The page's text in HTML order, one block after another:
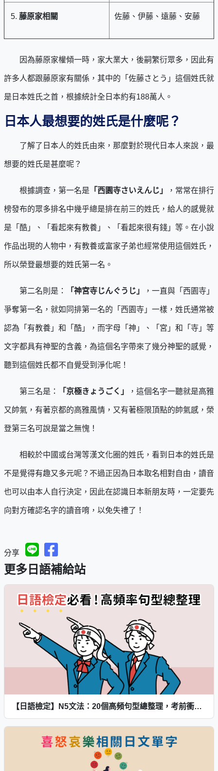
藤原家相關 佐藤、伊藤、遠藤、安藤
因為藤原家權傾一時，家大業大，後嗣繁衍眾多，因此有
許多人都跟藤原家有關係，其中的「佐藤さとう」這個姓氏就
是日本姓氏之首，根據統計全日本約有188萬人。
日本人最想要的姓氏是什麼呢？
了解了日本人的姓氏由來，那麼對於現代日本人來說，最
想要的姓氏是甚麼呢？
根據調查，第一名是 「西園寺さいえんじ」 ，常常在排行
榜發布的眾多排名中幾乎總是排在前三的姓氏，給人的感覺就
是「酷」、「看起來有教養」、「看起來很有錢」等。在小說
作品出現的人物中，有教養或富家子弟也經常使用這個姓氏，
所以榮登最想要的姓氏第一名。
第二名則是： 「神宮寺じんぐうじ」 ，一直與「西園寺」
爭奪第一名，就如同排第一名的「西園寺」一樣，姓氏通常被
認為「有教養」和「酷」，而字母「神」、「宮」和「寺」等
文字都具有神聖的含義，為這個名字帶來了幾分神聖的感覺，
聽到這個姓氏都不自覺受到淨化呢！
第三名是： 「京極きょうごく」 ，這個名字一聽就是高雅
又帥氣，有著京都的高雅風情，又有著極限頂點的帥氣感，榮
登第三名可說是當之無愧！
相較於中國或台灣等漢文化圈的姓氏，看到日本的姓氏是
不是覺得有趣又多元呢？不過正因為日本取名相對自由，讀音
也可以由本人自行決定，因此在認識日本新朋友時，一定要先
向對方確認名字的讀音唷，以免失禮了！
分享
更多日語補給站
【日語檢定】N5文法：20個高頻句型總整理，考前衝刺必看